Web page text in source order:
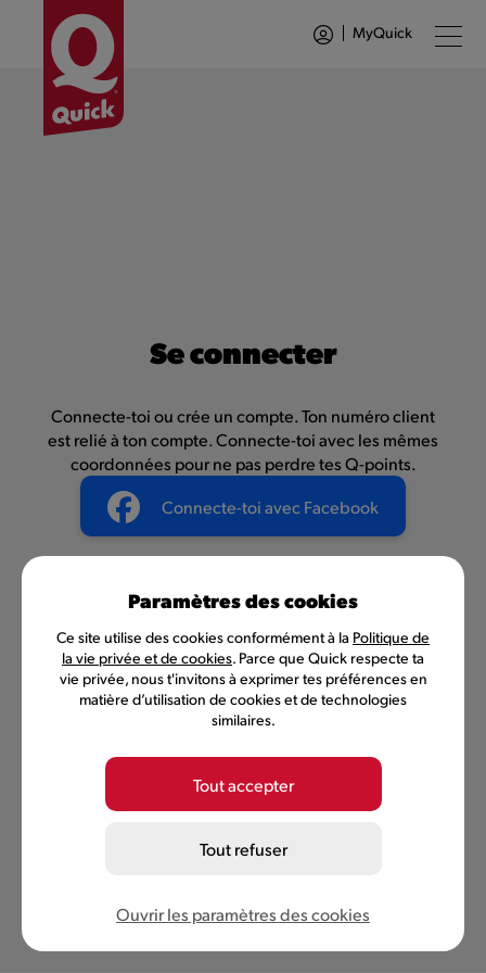
MyQuick
Se connecter
Connecte-toi ou crée un compte. Ton numéro client
est relié à ton compte. Connecte-toi avec les mêmes
coordonnées pour ne pas perdre tes Q-points.
Connecte-toi avec Facebook
OU
Connecte-toi avec ton adresse e-mail
Inscris-toi maintenant
Paramètres des cookies
Ce site utilise des cookies conformément à la Politique de
la vie privée et de cookies. Parce que Quick respecte ta
vie privée, nous t'invitons à exprimer tes préférences en
matière d’utilisation de cookies et de technologies
similaires.
Tout accepter
Tout refuser
Ouvrir les paramètres des cookies